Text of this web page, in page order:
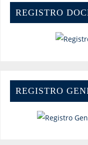
REGISTRO
REGISTRO